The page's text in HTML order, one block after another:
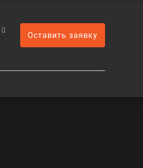
Оставить заявку